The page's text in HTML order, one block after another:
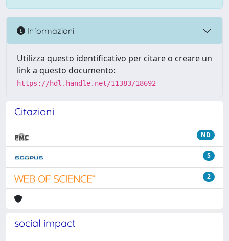
Informazioni
Utilizza questo identificativo per citare o creare un
link a questo documento:
https://hdl.handle.net/11383/18692
Citazioni
ND
5
2
social impact